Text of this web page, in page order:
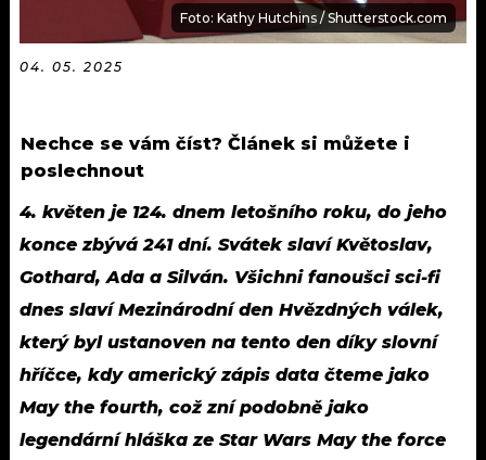
Foto: Kathy Hutchins / Shutterstock.com
04. 05. 2025
Nechce se vám číst? Článek si můžete i
poslechnout
4. květen je 124. dnem letošního roku, do jeho
konce zbývá 241 dní. Svátek slaví Květoslav,
Gothard, Ada a Silván. Všichni fanoušci sci-fi
dnes slaví Mezinárodní den Hvězdných válek,
který byl ustanoven na tento den díky slovní
hříčce, kdy americký zápis data čteme jako
May the fourth, což zní podobně jako
legendární hláška ze Star Wars May the force